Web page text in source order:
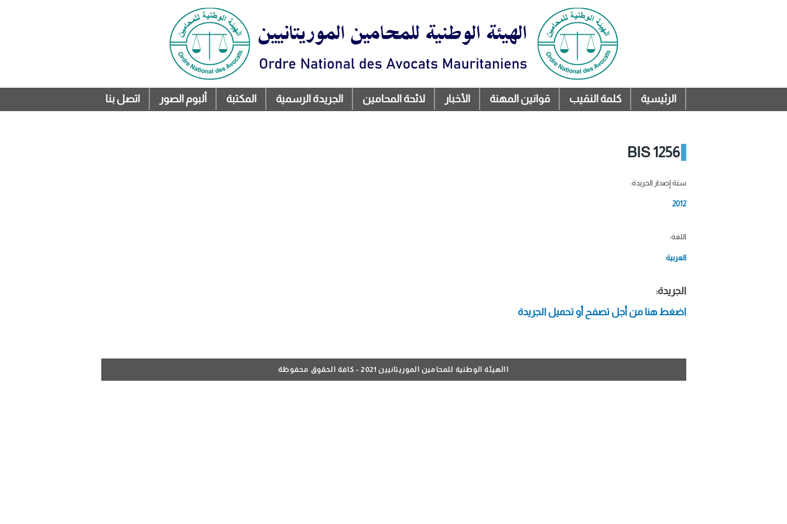
المحتوى
الرئيسي
القائمة الرئيسية
الرئيسية كلمة النقيب قوانين المهنة الأخبار لائحة المحامين الجريدة الرسمية المكتبة ألبوم الصور اتصل بنا
1256 BIS
سنة إصدار الجريدة:
2012
اللغة:
العربية
الجريدة:
اضغط هنا من أجل تصفح أو تحميل الجريدة
االهيئة الوطنية للمحامين الموريتانيين 2021 - كافة الحقوق محفوظة